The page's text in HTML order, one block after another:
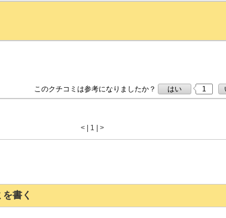
このクチコミは参考になりましたか？ はい 1
<| 1 | >
書く